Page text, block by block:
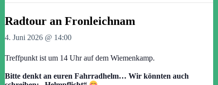
Radtour an Fronleichnam
4. Juni 2026 @ 14:00
Treffpunkt ist um 14 Uhr auf dem Wiemenkamp.
Bitte denkt an euren Fahrradhelm… Wir könnten auch